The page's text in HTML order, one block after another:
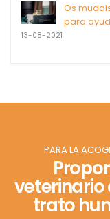
Os
para
13-08-2021
PARA LA
veterinario
trato